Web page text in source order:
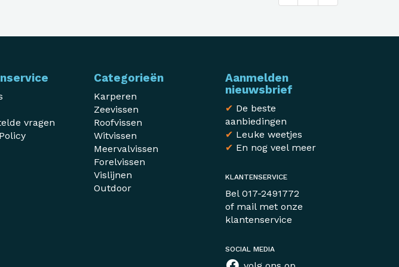
vragen
Categorieën
Karperen
Zeevissen
Roofvissen
Witvissen
Meervalvissen
Forelvissen
Vislijnen
Outdoor
Aanmelden
nieuwsbrief
✔ De beste
aanbiedingen
✔ Leuke weetjes
✔ En nog veel meer
KLANTENSERVICE
Bel 017-2491772
of mail met onze
klantenservice
SOCIAL MEDIA